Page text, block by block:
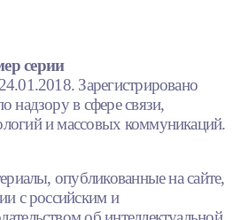
серии
Зарегистрировано
надзору в сфере связи,
и массовых коммуникаций.
опубликованные на сайте,
с российским и